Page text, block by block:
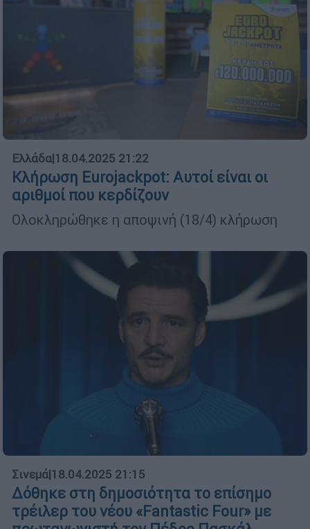
Ελλάδα|18.04.2025 21:22
Κλήρωση Eurojackpot: Αυτοί είναι οι
αριθμοί που κερδίζουν
Ολοκληρώθηκε η αποψινή (18/4) κλήρωση
Σινεμά|18.04.2025 21:15
Δόθηκε στη δημοσιότητα το επίσημο
τρέιλερ του νέου «Fantastic Four» με